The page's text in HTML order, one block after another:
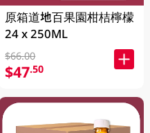
原箱道地百果園柑桔檸檬
24 x 250ML
$66.00
$47.50